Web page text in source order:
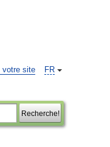
FR
votre site
Recherche!